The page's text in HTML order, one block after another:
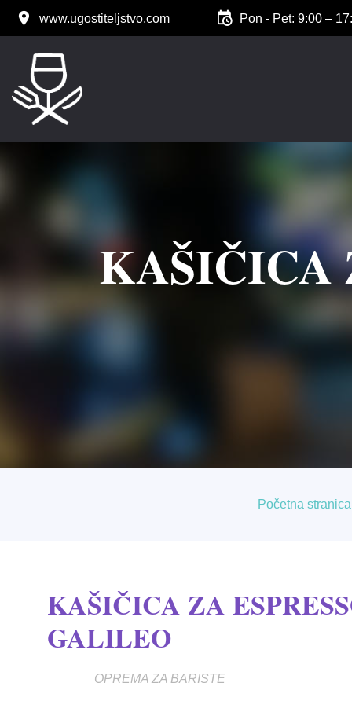
www.ugostiteljstvo.com Pon - Pet: 9:00 –
KAŠIČICA
Početna stranica
KAŠIČICA ZA
GALILEO
OPREMA ZA BARISTE